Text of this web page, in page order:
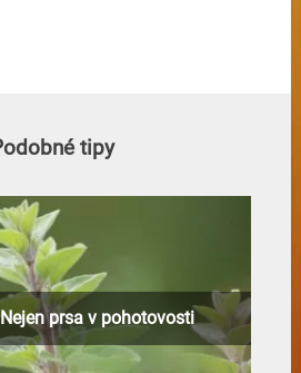
tipy
prsa v pohotovosti